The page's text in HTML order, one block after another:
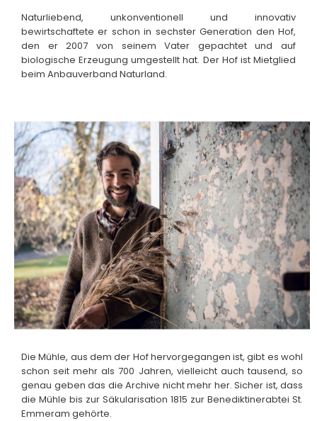
Naturliebend, unkonventionell und innovativ
bewirtschaftete er schon in sechster Generation den Hof,
den er 2007 von seinem Vater gepachtet und auf
biologische Erzeugung umgestellt hat. Der Hof ist Mietglied
beim Anbauverband Naturland.
Die Mühle, aus dem der Hof hervorgegangen ist, gibt es wohl
schon seit mehr als 700 Jahren, vielleicht auch tausend, so
genau geben das die Archive nicht mehr her. Sicher ist, dass
die Mühle bis zur Säkularisation 1815 zur Benediktinerabtei St.
Emmeram gehörte.